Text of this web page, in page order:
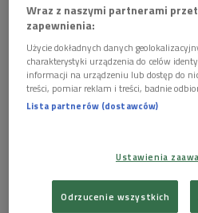
Jerzy Małek opowiedział w audycji o
"Pashmina" Foto: Krzysztof Świeżak/PR
"To metafizyczna podróż do
wrażliwości. To fuzja wielu
"Pashmina" na krążku i na żywo
Wraz z naszymi partnerami
zapewnienia:
Użycie dokładnych danych
charakterystyki urządzenia do celów
informacji na urządzeniu lub dostęp do
treści, pomiar reklam i treści, badnie
Lista partnerów (dostawców)
Ustawienia
Odrzucenie wszystkich